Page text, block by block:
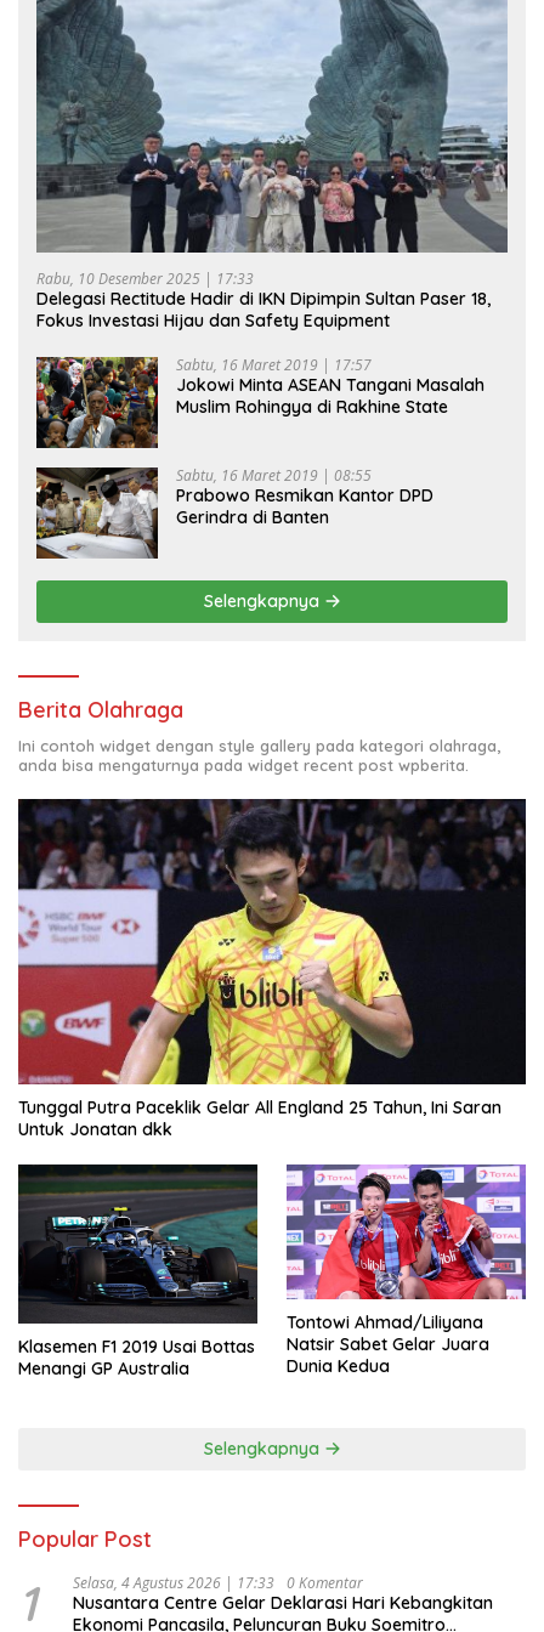
Rabu, 10 Desember 2025 | 17:33
Delegasi Rectitude Hadir di IKN Dipimpin Sultan Paser 18,
Fokus Investasi Hijau dan Safety Equipment
Sabtu, 16 Maret 2019 | 17:57
Jokowi Minta ASEAN Tangani Masalah
Muslim Rohingya di Rakhine State
Sabtu, 16 Maret 2019 | 08:55
Prabowo Resmikan Kantor DPD
Gerindra di Banten
Selengkapnya
Berita Olahraga
Ini contoh widget dengan style gallery pada kategori olahraga,
anda bisa mengaturnya pada widget recent post wpberita.
Tunggal Putra Paceklik Gelar All England 25 Tahun, Ini Saran
Untuk Jonatan dkk
Klasemen F1 2019 Usai Bottas
Menangi GP Australia
Tontowi Ahmad/Liliyana
Natsir Sabet Gelar Juara
Dunia Kedua
Selengkapnya
Popular Post
1 Selasa, 4 Agustus 2026 | 17:33 0 Komentar
Nusantara Centre Gelar Deklarasi Hari Kebangkitan
Ekonomi Pancasila, Peluncuran Buku Soemitro